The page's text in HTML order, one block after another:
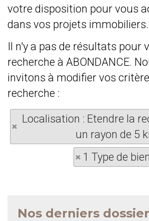
votre disposition pour vous
dans vos projets immobiliers.
Il n'y a pas de résultats pour
recherche à ABONDANCE.
invitons à modifier vos
recherche :
Localisation : Etendre la
un rayon de 5
1 Type de bien
Nos derniers